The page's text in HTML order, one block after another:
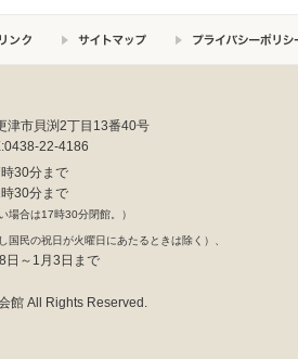
市貝渕2丁目13番40号
22-4186
30分まで
30分まで
場合は17時30分閉館。）
し国民の祝日が火曜日にあたるときは除く）、
1月3日まで
館 All Rights Reserved.